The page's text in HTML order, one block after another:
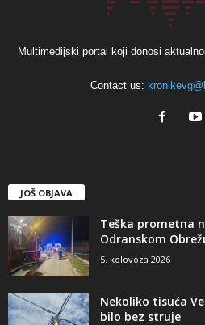
Multimedijski portal koji donosi
Contact us:
JOŠ OBJAVA
Teška prometna
Odranskom
5. kolovoza 2026
Nekoliko tisuća
bilo bez struje